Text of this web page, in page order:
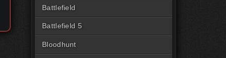
Battlefield
Battlefield 5
Bloodhunt